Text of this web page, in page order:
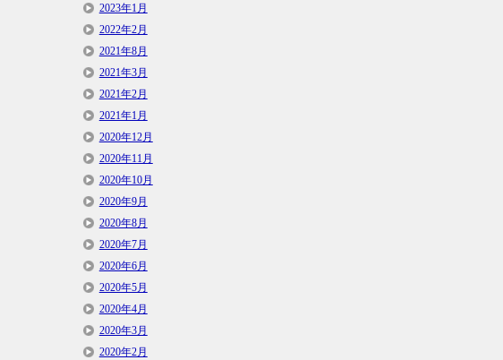
2023年1月
2022年2月
2021年8月
2021年3月
2021年2月
2021年1月
2020年12月
2020年11月
2020年10月
2020年9月
2020年8月
2020年7月
2020年6月
2020年5月
2020年4月
2020年3月
2020年2月